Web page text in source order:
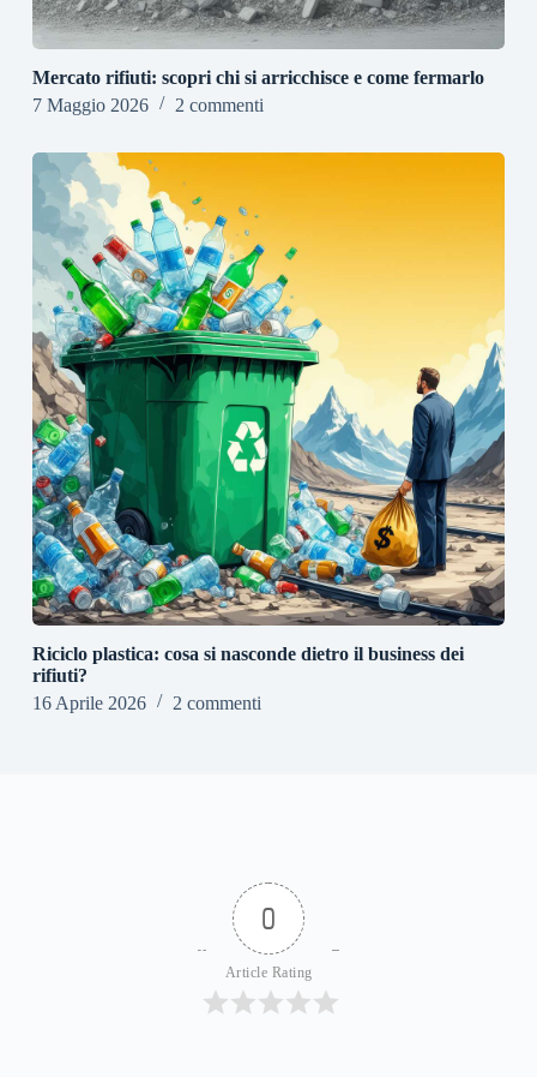
Mercato rifiuti: scopri chi si arricchisce e come fermarlo
7 Maggio 2026
2 commenti
Riciclo plastica: cosa si nasconde dietro il business dei
rifiuti?
16 Aprile 2026
2 commenti
0
Article Rating